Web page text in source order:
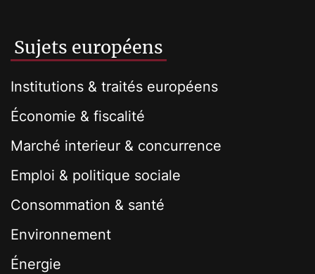
Sujets européens
Institutions & traités européens
Économie & fiscalité
Marché interieur & concurrence
Emploi & politique sociale
Consommation & santé
Environnement
Énergie